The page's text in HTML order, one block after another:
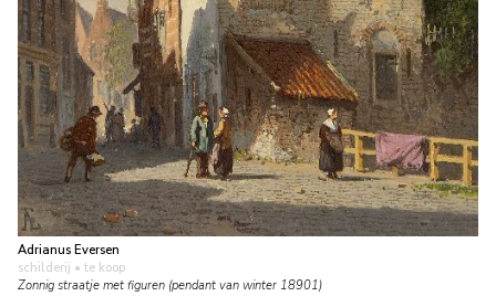
Adrianus Eversen
schilderij • te koop
Zonnig straatje met figuren (pendant van winter 18901)